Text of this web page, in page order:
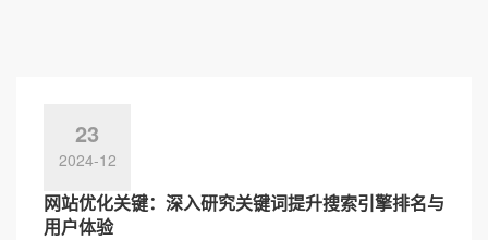
23
2024-12
网站优化关键：深入研究关键词提升搜索引擎排名与
用户体验